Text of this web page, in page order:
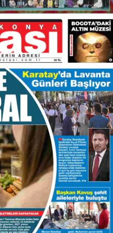
Bilecik
Bingöl
Bitlis
Bolu
Burdur
Bursa
Çanakkale
Çankırı
Çorum
Denizli
Diyarbakır